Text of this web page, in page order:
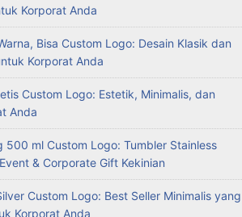
Korporat Anda
Bisa Custom Logo: Desain Klasik dan
Korporat Anda
Custom Logo: Estetik, Minimalis, dan
Anda
500 ml Custom Logo: Tumbler Stainless
& Corporate Gift Kekinian
Custom Logo: Best Seller Minimalis yang
Korporat Anda